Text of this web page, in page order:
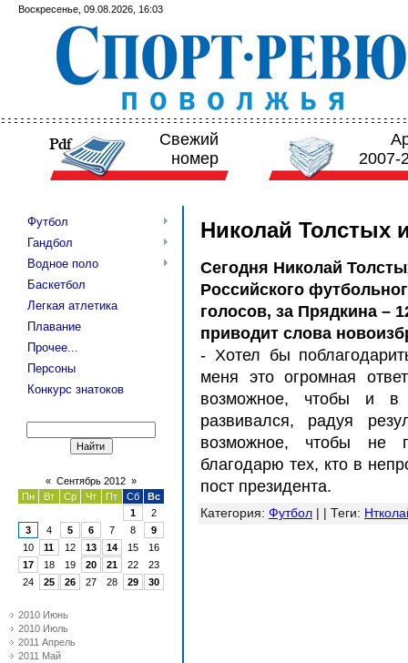
Воскресенье, 09.08.2026, 16:03
Свежий
номер
2007-
Футбол
Гандбол
Водное поло
Баскетбол
Легкая атлетика
Плавание
Прочее...
Персоны
Конкурс знатоков
« Сентябрь 2012 »
Пн
Вт Ср Чт Пт Сб
Вс
1
2
3
4 5 6 7 8
9
10
11 12 13 14 15
16
17
18 19 20 21 22
23
24
25 26 27 28 29 30
2010 Июнь
2010 Июль
2011 Апрель
2011 Май
Николай Толстых
Сегодня Николай
Российского
голосов, за Прядкина –
приводит слова
- Хотел бы
меня это огромная
возможное, чтобы и в
развивался, радуя
возможное, чтобы не
благодарю тех, кто в
пост президента.
Категория: Футбол | | Теги: